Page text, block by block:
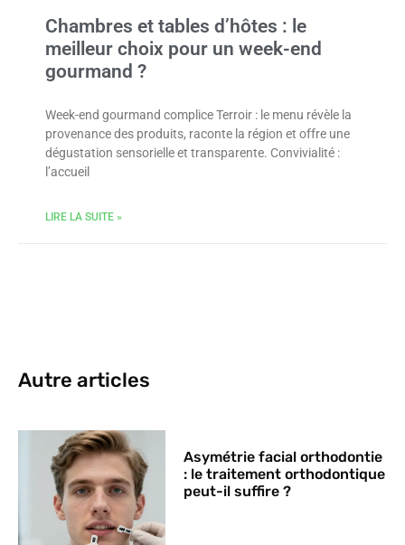
Chambres et tables d’hôtes : le
meilleur choix pour un week-end
gourmand ?
Week-end gourmand complice Terroir : le menu révèle la
provenance des produits, raconte la région et offre une
dégustation sensorielle et transparente. Convivialité :
l’accueil
LIRE LA SUITE »
Autre articles
Asymétrie facial orthodontie
: le traitement orthodontique
peut-il suffire ?